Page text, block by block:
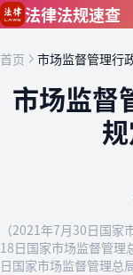
跳到主要内容
法律法规速查
首页 市场监督管理行
市场监督
（2021年7月30日国
18日国家市场监督管
日国家市场监督管理总